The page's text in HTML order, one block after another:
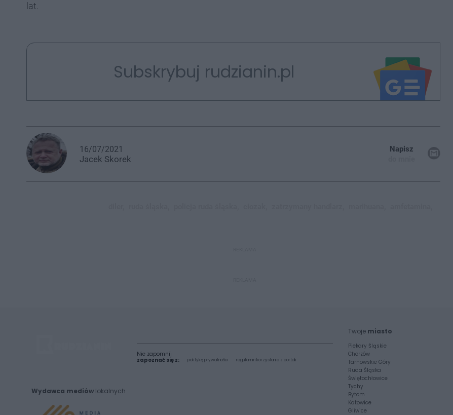
lat.
Subskrybuj rudzianin.pl
16/07/2021
Jacek Skorek
Napisz
Wydawca mediów lokalnych
Nie zapomnij
zapoznać się z:
polityką prywatności regulamin korzystania z portali
Twoje miasto
Piekary Śląskie
Chorzów
Tarnowskie Góry
Ruda Śląska
Świętochłowice
Tychy
Bytom
Katowice
Gliwice